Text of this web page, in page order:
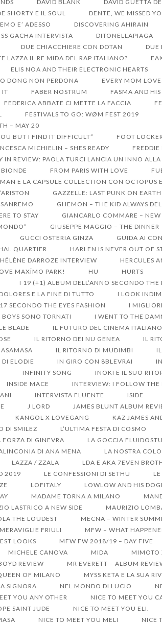
DAVID BLANK
DAVID GUETTA
SHORTY E IL SOUL DENTE, WE MISSED
E’ ADESSO DISCOVERING AHIRAIN
GACHA INTERVISTA DITONELLAPIAGA
DUE CHIACCHIERE CON DOTAN
DUE
LAZZA IL RE MIDA DEL RAP ITALIANO?
ELIS NOA AND THEIR ELECTRONIC HEARTS
DONG NON PERDONA
EVERY MOM
IT
FABER NOSTRUM
FASMA AND HIS
FEDERICA ABBATE CI METTE LA FACCIA
FESTIVALS TO GO: WØM FEST 2019
– MAY 20
BUT I FIND IT DIFFICULT”
FOOT
MICHIELIN – SHES READY FREDDIE
IN REVIEW: PAOLA TURCI LANCIA UN INNO ALLA
FROM PARIS WITH LOVE
E LA CAPSULE COLLECTION CON OCTOPUS
GAZZELLE: LAST PUNK ON EARTH
GHEMON – THE KID ALWAYS
TO STAY GIANCARLO COMMARE – NEW
GIUSEPPE MAGGIO – THE DINNER
GUCCI OSTERIA GINZA
GUIDA AI
QUARTIER
HARLEN IS NEVER OUT OF
HÉLÈNE DARROZE INTERVIEW HERCULES
MAXÏMO PARK! HU HURTS
I 19 (+1) ALBUM DELL’ANNO SECONDO THE
E LA FINE DI TUTTO
I LOOK
SECONDO THE EYES FASHION
I
BOYS SONO TORNATI
I WENT TO THE
BLADE IL FUTURO DEL CINEMA ITALIANO
IL RITORNO DEI NU GENEA IL
IL RITORNO DI MUDIMBI
ELODIE IN GIRO CON 8BLEVRAI
INFINITY SONG
INOKI E IL SUO
INSIDE MACE INTERVIEW: I FOLLOW THE
INTERVISTA FLUENTE ISIDE
J LORD JAMES BLUNT ALBUM
KANGOL X LOVEGANG KAZ JAMES
DI SMILEZ L’ULTIMA FESTA DI COSMO
FORZA DI GINEVRA
LA GOCCIA
DI ANA MENA
LA NOSTRA
LAZZA / ZZALA LDA E AKA 7EVEN
2019
LE CONFESSIONI DI SETHU
LOFITALY LOWLOW AND HIS
MADAME TORNA A MILANO
LASTRICO A NEW SIDE MAURIZIO
THE LOUDEST MECNA – WINTER
MERAVIGLIE FRIULI MFW – WHAT
LOOKS MFW FW 2018/19 – DAY FIVE
MICHELE CANOVA MIDA
MIMOTO
REVIEW MR EVERETT – ALBUM
OF MILANO MYSS KETA E LA SUA
SIGNORA NEL MONDO DI LUCIO
YOU ANY OTHER NICE TO MEET YOU
SAINT JUDE NICE TO MEET YOU ELI.
NICE TO MEET YOU MELI
NICE